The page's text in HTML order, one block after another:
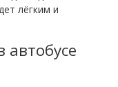
лёгким и